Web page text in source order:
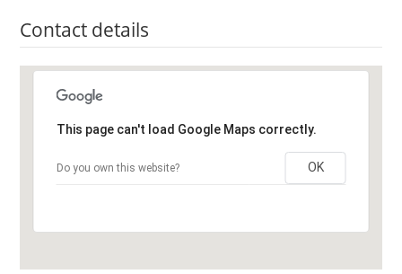
Contact details
This page can't load Google Maps correctly.
Do you own this website? OK